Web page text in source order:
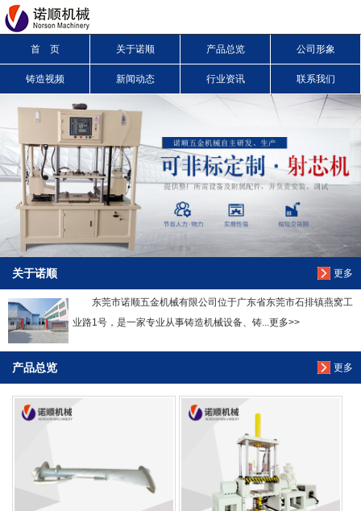
首 页 关于诺顺 产品总览 公司形象
铸造视频 新闻动态 行业资讯 联系我们
更多
关于诺顺
东莞市诺顺五金机械有限公司位于广东省东莞市石排镇燕窝工
业路1号，是一家专业从事铸造机械设备、铸...更多>>
更多
产品总览
信息搜索
搜索